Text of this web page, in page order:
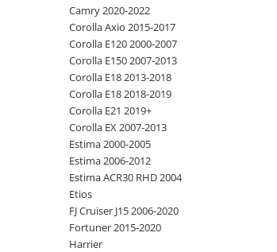
Camry 2020-2022
Corolla Axio 2015-2017
Corolla E120 2000-2007
Corolla E150 2007-2013
Corolla E18 2013-2018
Corolla E18 2018-2019
Corolla E21 2019+
Corolla EX 2007-2013
Estima 2000-2005
Estima 2006-2012
Estima ACR30 RHD 2004
Etios
FJ Cruiser J15 2006-2020
Fortuner 2015-2020
Harrier